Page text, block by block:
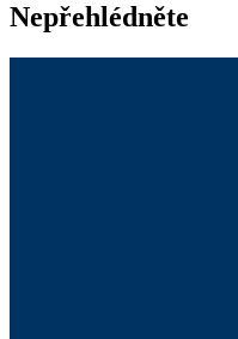
Nepřehlédněte